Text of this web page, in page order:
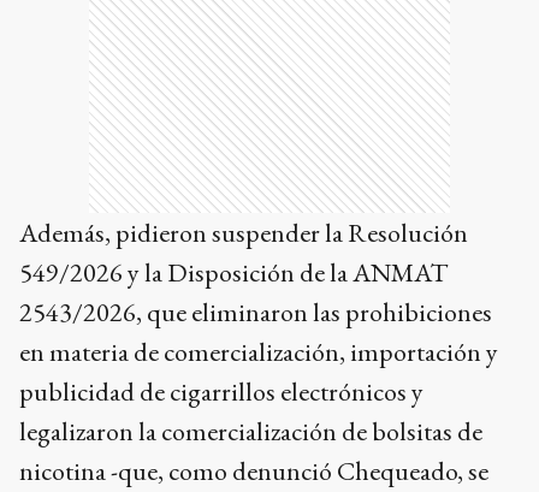
Además, pidieron suspender la Resolución
549/2026 y la Disposición de la ANMAT
2543/2026, que eliminaron las prohibiciones
en materia de comercialización, importación y
publicidad de cigarrillos electrónicos y
legalizaron la comercialización de bolsitas de
nicotina -que, como denunció Chequeado, se